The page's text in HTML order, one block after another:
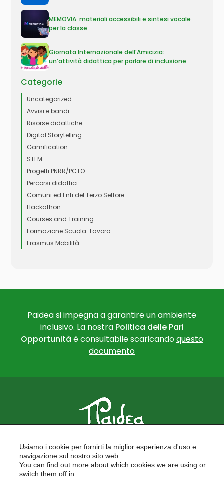
MEMOVIA: materiali accessibili e sintesi vocale
per la classe
Giornata Internazionale dell’Amicizia:
un’attività didattica per parlare di inclusione
Categorie
Uncategorized
Avvisi e bandi
Risorse didattiche
Digital Storytelling
Gamification
STEM
Progetti PNRR/PCTO
Percorsi didattici
Comuni ed Enti del Terzo Settore
Hackathon
Courses and Training
Formazione Scuola-Lavoro
Erasmus Mobilità
Paidea si impegna a garantire un ambiente
inclusivo. La nostra Politica delle Pari
Opportunità è consultabile scaricandoquesto
documento
FORMAZIONE PER LE SCUOLE
FORMAZIONE PROFESSIONALE
PROGETTI EUROPEI
Usiamo i cookie per fornirti la miglior esperienza d'uso e
navigazione sul nostro sito web.
You can find out more about which cookies we are using or
switch them off in